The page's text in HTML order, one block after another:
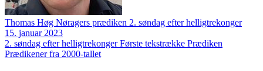
Thomas Høg Nøragers prædiken 2. søndag efter helligtrekonger
15. januar 2023
2. søndag efter helligtrekonger Første tekstrække Prædiken
Prædikener fra 2000-tallet